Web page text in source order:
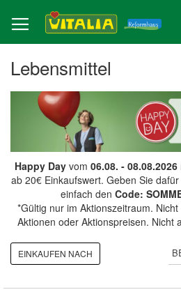
zum
Inhalt
Lebensmittel
Happy Dayvom 06.08. - 08.08.2026
ab 20€ Einkaufswert. Geben Sie
einfach den Code:
*Gültig nur im Aktionszeitraum.
Aktionen oder Aktionspreisen. Nicht
EINKAUFEN NACH